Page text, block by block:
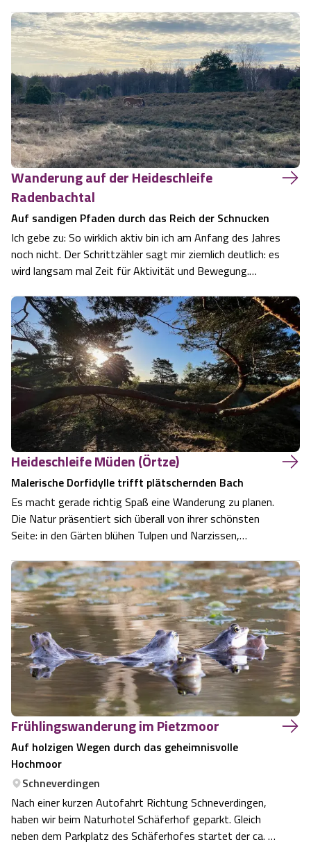
Hoher Kontrast Modus:
Schriftgröße: A A A
Büsenbachtal – Der Zauber von Himmel und Hölle zu
wandern. Etwa gegen 10 Uhr k…
Wanderung auf der Heideschleife
Radenbachtal
Auf sandigen Pfaden durch das Reich der Schnucken
Ich gebe zu: So wirklich aktiv bin ich am Anfang des Jahres
noch nicht. Der Schrittzähler sagt mir ziemlich deutlich: es
wird langsam mal Zeit für Aktivität und Bewegung.
der Tür und die Natur lockt mit ersten Angeboten. Ich
möchte Neues entd…
Heideschleife Müden (Örtze)
Malerische Dorfidylle trifft plätschernden Bach
Es macht gerade richtig Spaß eine Wanderung zu planen.
Die Natur präsentiert sich überall von ihrer schönsten
Seite: in den Gärten blühen Tulpen und Narzissen,
Blüte beginnt und man hört das Summen der Bienen in
den Rapsfeldern. Ein idealer Zeit…
Frühlingswanderung im Pietzmoor
Auf holzigen Wegen durch das geheimnisvolle
Hochmoor
Schneverdingen
Nach einer kurzen Autofahrt Richtung Schneverdingen,
haben wir beim Naturhotel Schäferhof geparkt. Gleich
neben dem Parkplatz des Schäferhofes startet der ca. 5